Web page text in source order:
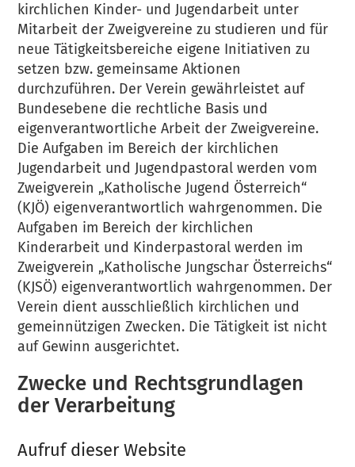
kirchlichen Kinder- und Jugendarbeit unter
Mitarbeit der Zweigvereine zu studieren und für
neue Tätigkeitsbereiche eigene Initiativen zu
setzen bzw. gemeinsame Aktionen
durchzuführen. Der Verein gewährleistet auf
Bundesebene die rechtliche Basis und
eigenverantwortliche Arbeit der Zweigvereine.
Die Aufgaben im Bereich der kirchlichen
Jugendarbeit und Jugendpastoral werden vom
Zweigverein „Katholische Jugend Österreich“
(KJÖ) eigenverantwortlich wahrgenommen. Die
Aufgaben im Bereich der kirchlichen
Kinderarbeit und Kinderpastoral werden im
Zweigverein „Katholische Jungschar Österreichs“
(KJSÖ) eigenverantwortlich wahrgenommen. Der
Verein dient ausschließlich kirchlichen und
gemeinnützigen Zwecken. Die Tätigkeit ist nicht
auf Gewinn ausgerichtet.
Zwecke und Rechtsgrundlagen
der Verarbeitung
Aufruf dieser Website